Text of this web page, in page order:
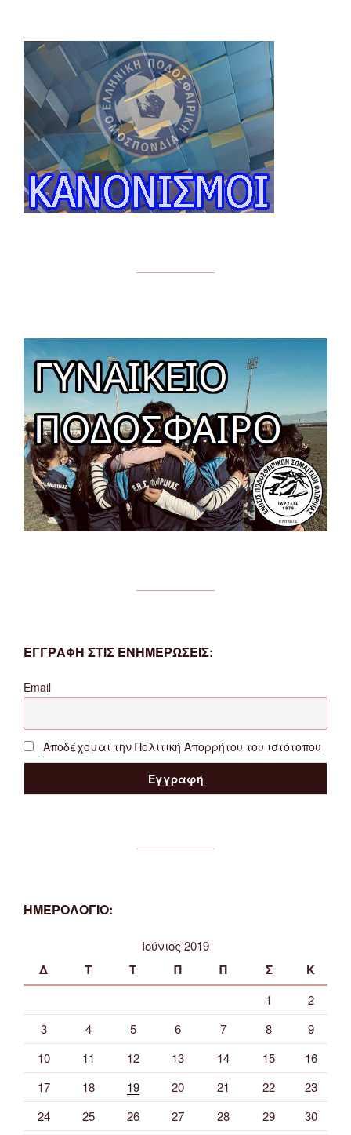
ΕΓΓΡΑΦΗ ΣΤΙΣ ΕΝΗΜΕΡΩΣΕΙΣ:
Email
Αποδέχομαι την Πολιτική Απορρήτου του ιστότοπου
ΗΜΕΡΟΛΟΓΙΟ:
Ιούνιος 2019
Δ Τ Τ Π Π Σ Κ
1
2
3
4 5 6 7 8
9
10
11 12 13 14 15
16
17
18 19 20 21 22
23
24
25 26 27 28 29 30